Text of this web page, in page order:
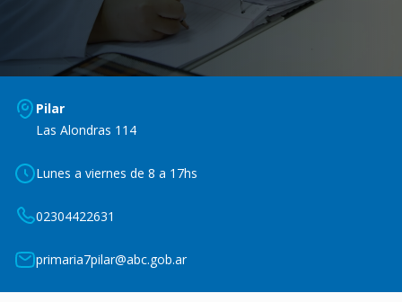
Pilar
Las Alondras 114
Lunes a viernes de 8 a 17hs
02304422631
primaria7pilar@abc.gob.ar